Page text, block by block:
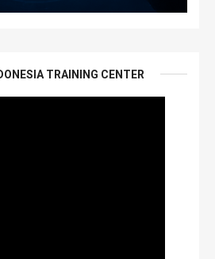
TRAINING CENTER